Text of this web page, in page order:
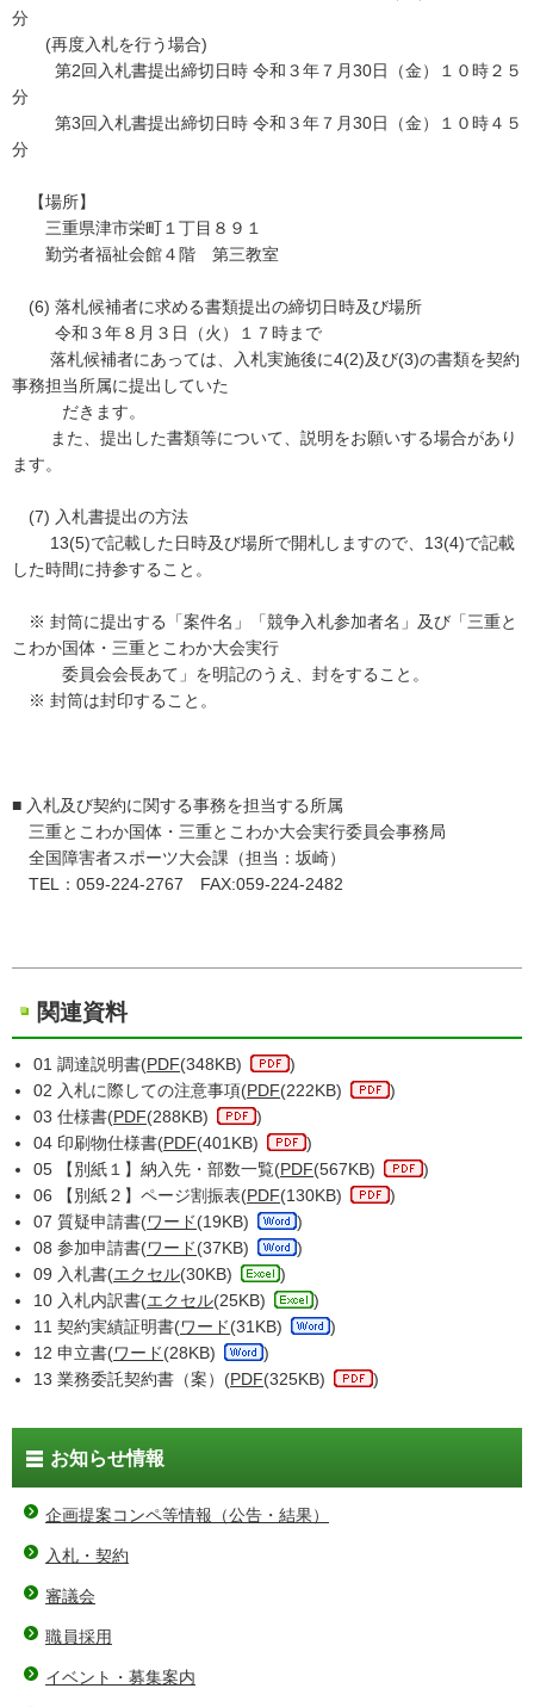
分
(再度入札を行う場合)
第2回入札書提出締切日時 令和３年７月30日（金）１０時２５
分
第3回入札書提出締切日時 令和３年７月30日（金）１０時４５
分
【場所】
三重県津市栄町１丁目８９１
勤労者福祉会館４階 第三教室
(6) 落札候補者に求める書類提出の締切日時及び場所
令和３年８月３日（火）１７時まで
落札候補者にあっては、入札実施後に4(2)及び(3)の書類を契約
事務担当所属に提出していた
だきます。
また、提出した書類等について、説明をお願いする場合があり
ます。
(7) 入札書提出の方法
13(5)で記載した日時及び場所で開札しますので、13(4)で記載
した時間に持参すること。
※ 封筒に提出する「案件名」「競争入札参加者名」及び「三重と
こわか国体・三重とこわか大会実行
委員会会長あて」を明記のうえ、封をすること。
※ 封筒は封印すること。
■ 入札及び契約に関する事務を担当する所属
三重とこわか国体・三重とこわか大会実行委員会事務局
全国障害者スポーツ大会課（担当：坂崎）
TEL：059-224-2767 FAX:059-224-2482
関連資料
01 調達説明書(PDF(348KB)
)
02 入札に際しての注意事項(PDF(222KB)
)
03 仕様書(PDF(288KB)
)
04 印刷物仕様書(PDF(401KB)
)
05 【別紙１】納入先・部数一覧(PDF(567KB)
)
06 【別紙２】ページ割振表(PDF(130KB)
)
07 質疑申請書(ワード(19KB)
)
08 参加申請書(ワード(37KB)
)
09 入札書(エクセル(30KB)
)
10 入札内訳書(エクセル(25KB)
)
11 契約実績証明書(ワード(31KB)
)
12 申立書(ワード(28KB)
)
13 業務委託契約書（案）(PDF(325KB) )
お知らせ情報
企画提案コンペ等情報（公告・結果）
入札・契約
審議会
職員採用
イベント・募集案内